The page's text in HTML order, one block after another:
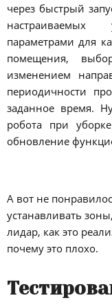
через быстрый
параметрами для
помещения,
изменением
периодичности
заданное время.
робота при
обновление
А вот не
устанавливать
лидар, как это
почему это плохо.